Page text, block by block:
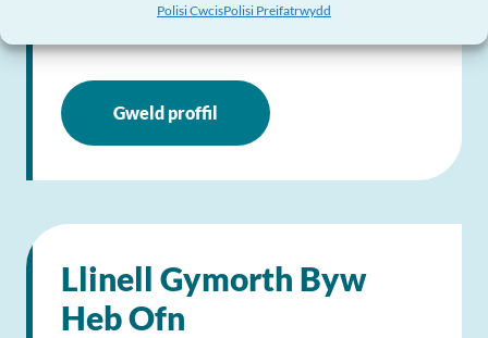
Polisi CwcisPolisi Preifatrwydd
Ymweld â’r Wefan
Gweld proffil
Llinell Gymorth Byw
Heb Ofn